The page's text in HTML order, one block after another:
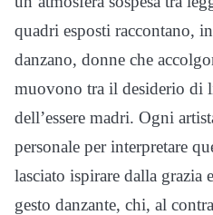
quadri esposti raccontano,
danzano, donne che
muovono tra il desiderio di
dell’essere madri. Ogni
personale per interpretare
lasciato ispirare dalla grazia
gesto danzante, chi, al